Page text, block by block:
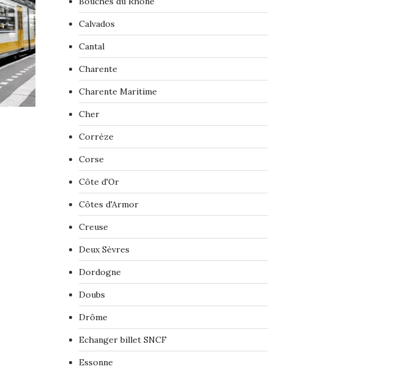
Calvados
Cantal
Charente
Charente Maritime
Cher
Corrèze
Corse
Côte d'Or
Côtes d'Armor
Creuse
Deux Sèvres
Dordogne
Doubs
Drôme
Echanger billet SNCF
Essonne